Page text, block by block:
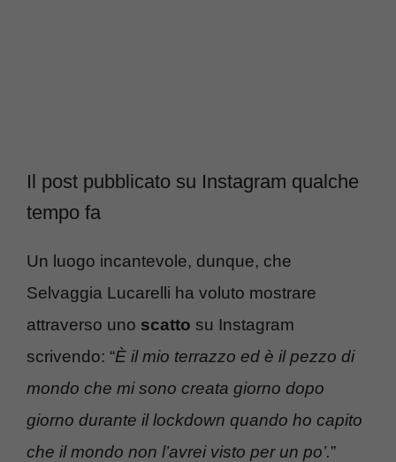
Il post pubblicato su Instagram qualche
tempo fa
Un luogo incantevole, dunque, che
Selvaggia Lucarelli ha voluto mostrare
attraverso uno scatto su Instagram
scrivendo: “È il mio terrazzo ed è il pezzo di
mondo che mi sono creata giorno dopo
giorno durante il lockdown quando ho capito
che il mondo non l’avrei visto per un po’.”